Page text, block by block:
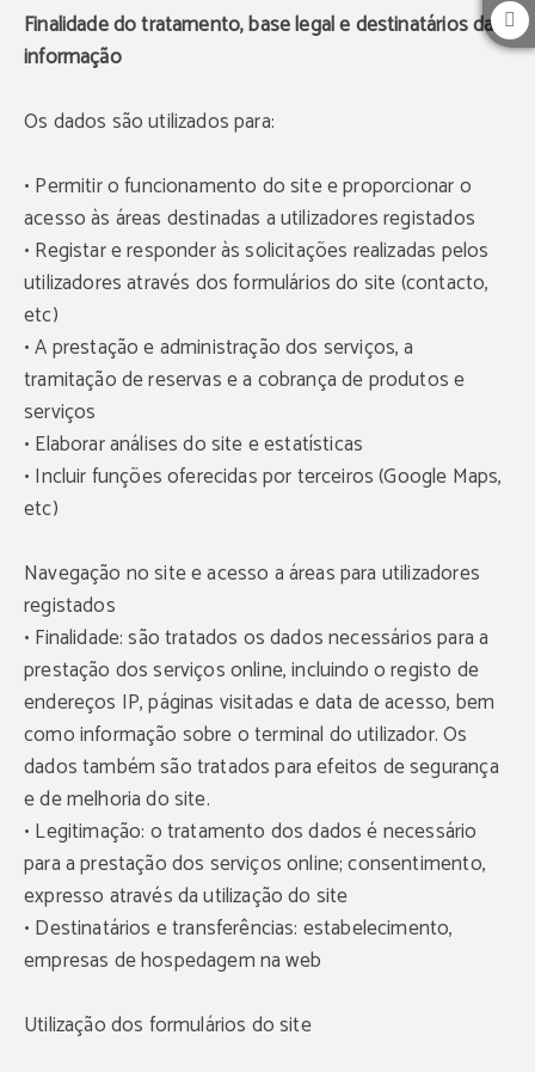
Finalidade do tratamento, base legal e destinatários da
informação
Os dados são utilizados para:
• Permitir o funcionamento do site e proporcionar o
acesso às áreas destinadas a utilizadores registados
• Registar e responder às solicitações realizadas pelos
utilizadores através dos formulários do site (contacto,
etc)
• A prestação e administração dos serviços, a
tramitação de reservas e a cobrança de produtos e
serviços
• Elaborar análises do site e estatísticas
• Incluir funções oferecidas por terceiros (Google Maps,
etc)
Navegação no site e acesso a áreas para utilizadores
registados
• Finalidade: são tratados os dados necessários para a
prestação dos serviços online, incluindo o registo de
endereços IP, páginas visitadas e data de acesso, bem
como informação sobre o terminal do utilizador. Os
dados também são tratados para efeitos de segurança
e de melhoria do site.
• Legitimação: o tratamento dos dados é necessário
para a prestação dos serviços online; consentimento,
expresso através da utilização do site
• Destinatários e transferências: estabelecimento,
empresas de hospedagem na web
Utilização dos formulários do site